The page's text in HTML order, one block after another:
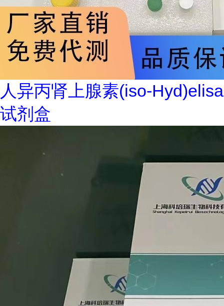
人异丙肾上腺素(iso-Hyd)elisa
试剂盒